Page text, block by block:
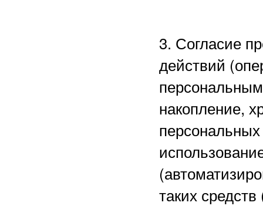
3. Согласие
действий
накопление,
таких